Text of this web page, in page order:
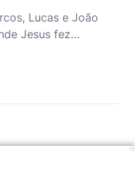
Lucas e João
Jesus fez
contrário, eram
Jesus para
suposições e
diz sobre o
a vida de